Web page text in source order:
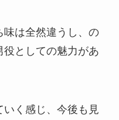
味は全然違うし、の
役としての魅力があ
く感じ、今後も見